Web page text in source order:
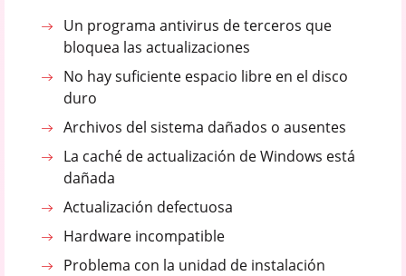
Un programa antivirus de terceros que
bloquea las actualizaciones
No hay suficiente espacio libre en el disco
duro
Archivos del sistema dañados o ausentes
La caché de actualización de Windows está
dañada
Actualización defectuosa
Hardware incompatible
Problema con la unidad de instalación